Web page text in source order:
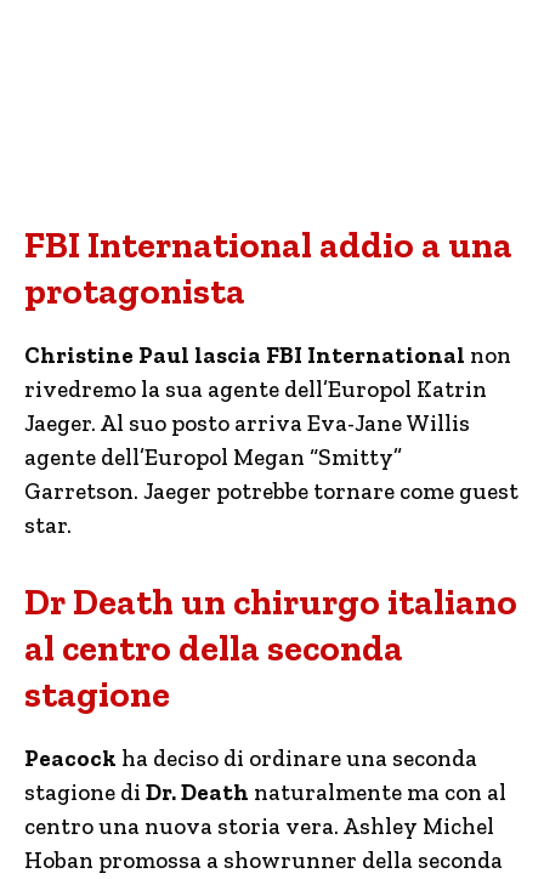
FBI International addio a una
protagonista
Christine Paul lascia FBI International non
rivedremo la sua agente dell’Europol Katrin
Jaeger. Al suo posto arriva Eva-Jane Willis
agente dell’Europol Megan “Smitty”
Garretson. Jaeger potrebbe tornare come guest
star.
Dr Death un chirurgo italiano
al centro della seconda
stagione
Peacock ha deciso di ordinare una seconda
stagione di Dr. Death naturalmente ma con al
centro una nuova storia vera. Ashley Michel
Hoban promossa a showrunner della seconda